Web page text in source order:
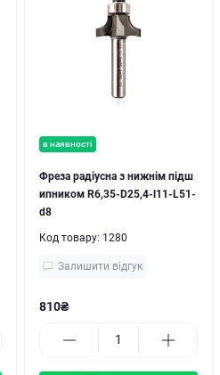
в наявності
Фреза радіусна з нижнім підш
ипником R6,35-D25,4-l11-L51-
d8
Код товару: 1280
Залишити відгук
810₴